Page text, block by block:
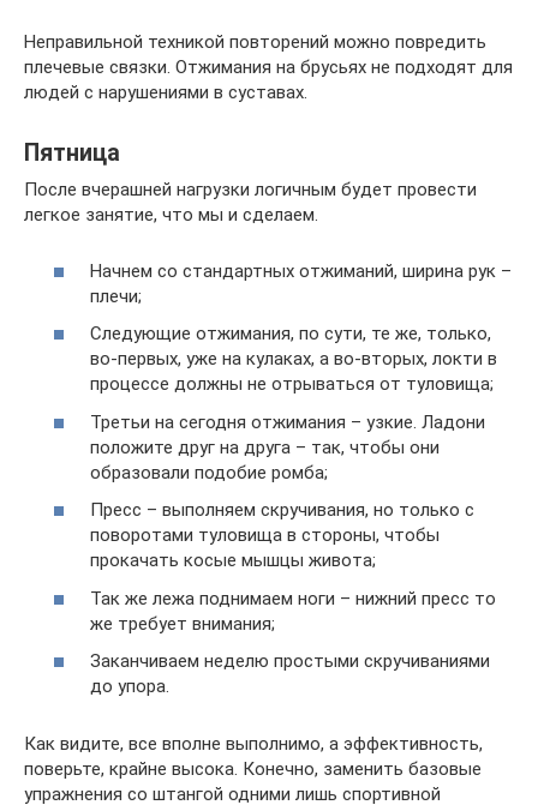
Неправильной техникой повторений можно повредить
плечевые связки. Отжимания на брусьях не подходят для
людей с нарушениями в суставах.
Пятница
После вчерашней нагрузки логичным будет провести
легкое занятие, что мы и сделаем.
Начнем со стандартных отжиманий, ширина рук –
плечи;
Следующие отжимания, по сути, те же, только,
во-первых, уже на кулаках, а во-вторых, локти в
процессе должны не отрываться от туловища;
Третьи на сегодня отжимания – узкие. Ладони
положите друг на друга – так, чтобы они
образовали подобие ромба;
Пресс – выполняем скручивания, но только с
поворотами туловища в стороны, чтобы
прокачать косые мышцы живота;
Так же лежа поднимаем ноги – нижний пресс то
же требует внимания;
Заканчиваем неделю простыми скручиваниями
до упора.
Как видите, все вполне выполнимо, а эффективность,
поверьте, крайне высока. Конечно, заменить базовые
упражнения со штангой одними лишь спортивной